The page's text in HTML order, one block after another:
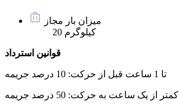
میزان بار مجاز
20 کیلوگرم
قوانین استرداد
تا 1 ساعت قبل از حرکت: 10 درصد جریمه
کمتر از یک ساعت به حرکت: 50 درصد جریمه